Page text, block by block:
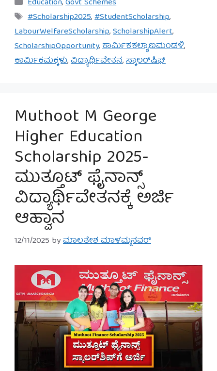
Education,Govt Schemes
Tags
#Scholarship2025,#StudentScholarship,
LabourWelfareScholarship,ScholarshipAlert,
ScholarshipOpportunity,ಕಾರ್ಮಿಕಕಲ್ಯಾಣಮಂಡಳಿ,
ಕಾರ್ಮಿಕಮಕ್ಕಳು,ವಿದ್ಯಾರ್ಥಿವೇತನ,ಸ್ಕಾಲರ್‌ಷಿಫ್
Muthoot M George
Higher Education
Scholarship 2025-
ಮುತ್ತೂಟ್ ಫೈನಾನ್ಸ್
ವಿದ್ಯಾರ್ಥಿವೇತನಕ್ಕೆ ಅರ್ಜಿ
ಆಹ್ವಾನ
12/11/2025 byಮಾಲತೇಶ ಮಾಳಮ್ಮನವರ್